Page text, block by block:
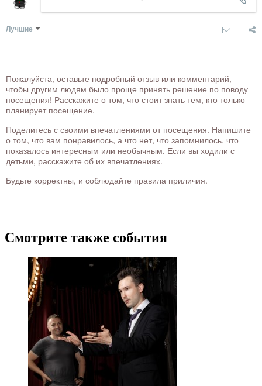
Лучшие
Пожалуйста, оставьте подробный отзыв или комментарий,
чтобы другим людям было проще принять решение по поводу
посещения! Расскажите о том, что стоит знать тем, кто только
планирует посещение.
Поделитесь с своими впечатлениями от посещения. Напишите
о том, что вам понравилось, а что нет, что запомнилось, что
показалось интересным или необычным. Если вы ходили с
детьми, расскажите об их впечатлениях.
Будьте корректны, и соблюдайте правила приличия.
Смотрите также события